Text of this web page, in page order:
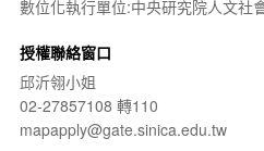
數位化執行單位:中央研究院人文社
授權聯絡窗口
邱沂翎小姐
02-27857108 轉110
mapapply@gate.sinica.edu.tw